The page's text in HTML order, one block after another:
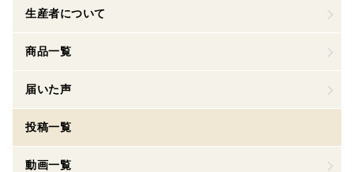
生産者について
商品一覧
届いた声
投稿一覧
動画一覧